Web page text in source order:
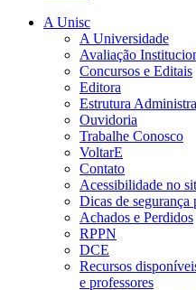
A Unisc
A Universidade
Avaliação
Concursos e Editais
Editora
Estrutura
Ouvidoria
Trabalhe Conosco
VoltarE
Contato
Acessibilidade no
Dicas de segurança
Achados e Perdidos
RPPN
DCE
Recursos
e professores